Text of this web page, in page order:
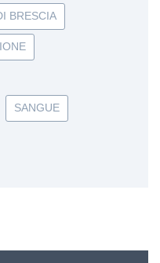
BRESCIA
SANGUE